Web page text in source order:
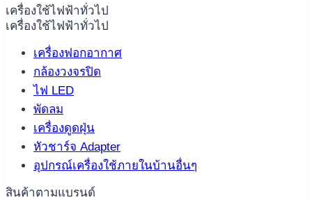
เครื่องใช้ไฟฟ้าทั่วไป
เครื่องใช้ไฟฟ้าทั่วไป
เครื่องฟอกอากาศ
กล้องวงจรปิด
ไฟ LED
พัดลม
เครื่องดูดฝุ่น
หัวชาร์จ Adapter
อุปกรณ์เครื่องใช้ภายในบ้านอื่นๆ
สินค้าตามแบรนด์